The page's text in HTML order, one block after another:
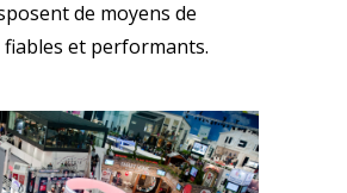
de moyens de
et performants.